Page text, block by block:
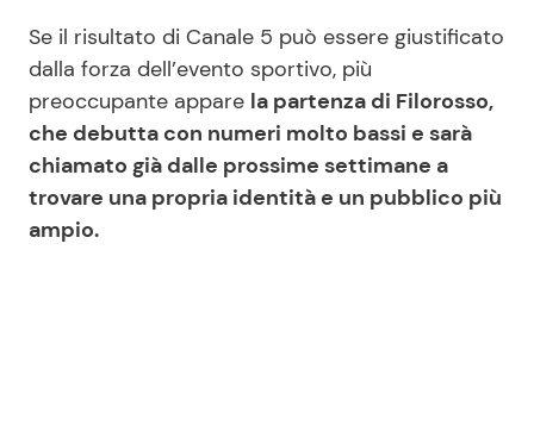
Se il risultato di Canale 5 può essere giustificato
dalla forza dell’evento sportivo, più
preoccupante appare la partenza di Filorosso,
che debutta con numeri molto bassi e sarà
chiamato già dalle prossime settimane a
trovare una propria identità e un pubblico più
ampio.